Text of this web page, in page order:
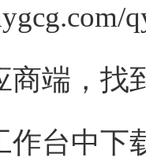
商端，找
作台中